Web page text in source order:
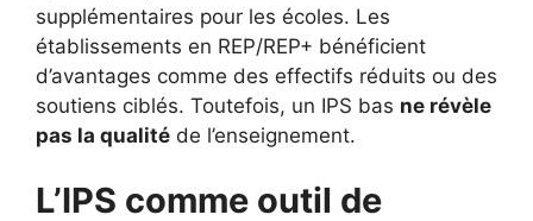
supplémentaires pour les écoles. Les
établissements en REP/REP+ bénéficient
d’avantages comme des effectifs réduits ou des
soutiens ciblés. Toutefois, un IPS bas ne révèle
pas la qualité de l’enseignement.
L’IPS comme outil de